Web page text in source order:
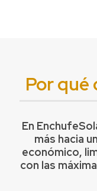
Por qué
En
más hacia
económico,
con las